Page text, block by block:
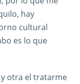
hay
cultural
es lo que
otra el tratarme